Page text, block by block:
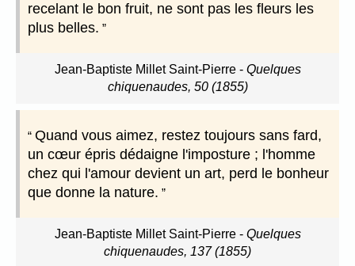
recelant le bon fruit, ne sont pas les fleurs les
plus belles.
Jean-Baptiste Millet Saint-Pierre- Quelques
chiquenaudes, 50 (1855)
Quand vous aimez, restez toujours sans fard,
un cœur épris dédaigne l'imposture ; l'homme
chez qui l'amour devient un art, perd le bonheur
que donne la nature.
Jean-Baptiste Millet Saint-Pierre- Quelques
chiquenaudes, 137 (1855)